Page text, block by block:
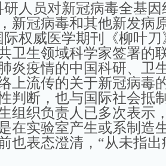
员对新冠病毒全基因
新冠病毒和其他新发病
际权威医学期刊《柳叶
卫生领域科学家签署的
炎疫情的中国科研、卫
上流传的关于新冠病毒
判断，也与国际社会抵
组织负责人已多次表示
在实验室产生或系制造
也表态澄清，“从未指